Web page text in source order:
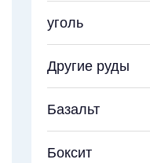
уголь
Другие руды
Базальт
Боксит